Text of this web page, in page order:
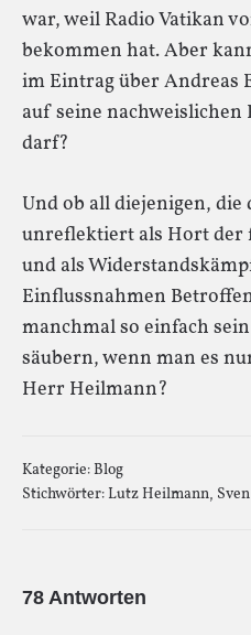
war, weil Radio Vatikan
bekommen hat. Aber
im Eintrag über Andreas
auf seine nachweislichen
darf?
Und ob all diejenigen, die
unreflektiert als Hort der
und als
Einflussnahmen
manchmal so einfach
säubern, wenn man es
Herr Heilmann?
Kategorie:Blog
Stichwörter:Lutz Heilmann,
78 Antworten